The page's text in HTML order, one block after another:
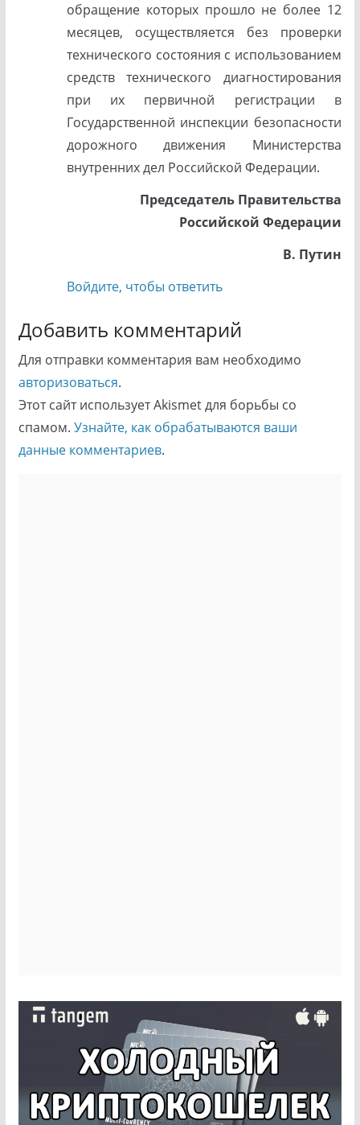
обращение которых прошло не более 12
месяцев, осуществляется без проверки
технического состояния с использованием
средств технического диагностирования
при их первичной регистрации в
Государственной инспекции безопасности
дорожного движения Министерства
внутренних дел Российской Федерации.
Председатель Правительства
Российской Федерации
В. Путин
Войдите, чтобы ответить
Добавить комментарий
Для отправки комментария вам необходимо
авторизоваться.
Этот сайт использует Akismet для борьбы со
спамом. Узнайте, как обрабатываются ваши
данные комментариев.